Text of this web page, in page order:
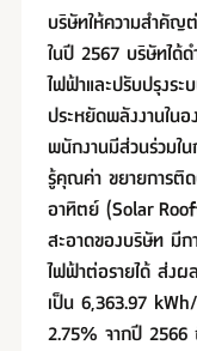
บริษัทให้ความสำคัญ
ในปี 2567 บริษัทได้
ไฟฟ้าและปรับปรุงระ
ประหยัดพลังงานใน
พนักงานมีส่วนร่วมใ
รู้คุณค่า ขยายการติ
อาทิตย์ (Solar
สะอาดของบริษัท มีก
ไฟฟ้าต่อรายได้ ส่งผ
เป็น 6,363.97
2.75% จากปี 2566